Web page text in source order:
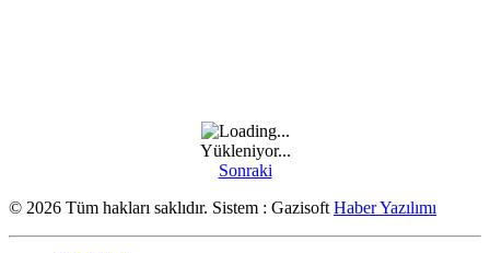
Yükleniyor...
Sonraki
© 2026 Tüm hakları saklıdır. Sistem : Gazisoft Haber Yazılımı